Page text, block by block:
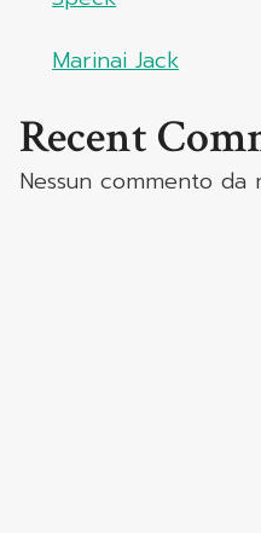
Marinai Jack
Recent
Nessun commento da